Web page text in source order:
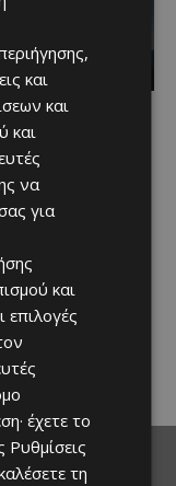
ΚΎΠΡΟ
στον
με τον σκύλο
τις Περσείδες
βόλτες στη φύση
ποτέ τον
φίλο σου, τότε αυτή
και
και
και
να
για
και
επιλογές
έχετε το
Ρυθμίσεις
τη